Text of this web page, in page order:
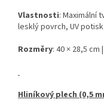
Vlastnosti: Maximální
lesklý povrch, UV potisk.
Rozměry: 40 × 28,5 cm
Hliníkový plech (0,5